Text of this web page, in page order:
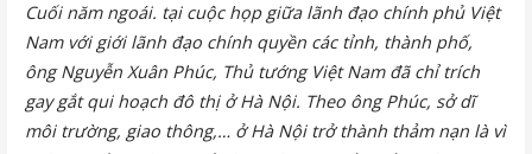
Cuối năm ngoái. tại cuộc họp giữa lãnh đạo chính phủ Việt
Nam với giới lãnh đạo chính quyền các tỉnh, thành phố,
ông Nguyễn Xuân Phúc, Thủ tướng Việt Nam đã chỉ trích
gay gắt qui hoạch đô thị ở Hà Nội. Theo ông Phúc, sở dĩ
môi trường, giao thông,… ở Hà Nội trở thành thảm nạn là vì